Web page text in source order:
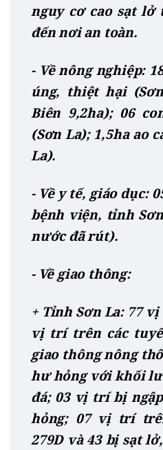
nguy cơ cao sạt lở
đến nơi an toàn.
- Về nông nghiệp:
úng, thiệt hại
Biên 9,2ha); 06
(Sơn La); 1,5ha ao
La).
- Về y tế, giáo dục:
bệnh viện, tỉnh
nước đã rút).
- Về giao thông:
+ Tỉnh Sơn La: 77
vị trí trên các
giao thông nông
hư hỏng với khối
đá; 03 vị trí bị
hỏng; 07 vị trí
279D và 43 bị sạt